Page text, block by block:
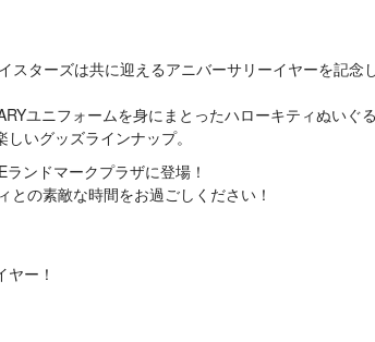
ターズは共に迎えるアニバーサリーイヤーを記念
ユニフォームを身にまとったハローキティぬいぐ
いグッズラインナップ。
ンドマークプラザに登場！
の素敵な時間をお過ごしください！
ー！